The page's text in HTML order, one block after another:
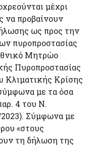
μέχρι
να προβαίνουν
ως προς την
πυροπροστασίας
Μητρώο
Πυροπροστασίας
Κλιματικής Κρίσης
με τα όσα
4 του Ν.
Σύμφωνα με
«στους
τη δήλωση της